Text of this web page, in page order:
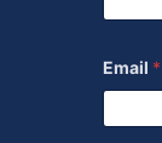
Email *